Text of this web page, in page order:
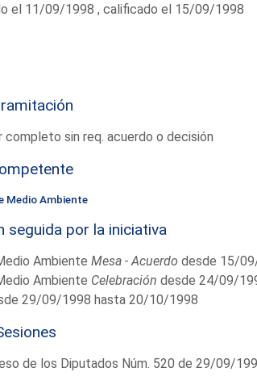
el 11/09/1998 , calificado el 15/09/1998
completo sin req. acuerdo o decisión
Medio Ambiente
seguida por la iniciativa
Ambiente Mesa - Acuerdo desde 15/
Ambiente Celebración desde 24/09/
29/09/1998 hasta 20/10/1998
de los Diputados Núm. 520 de 29/09/